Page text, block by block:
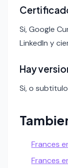
Si, Google
LinkedIn y
Hay
Si, o
Frances
Frances